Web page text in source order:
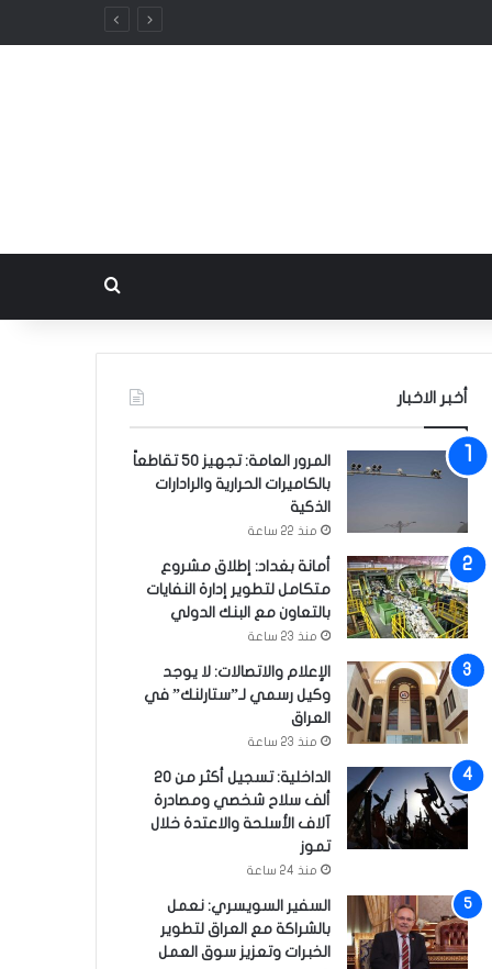
أخبر الاخبار
المرور العامة: تجهيز 50 تقاطعاً
بالكاميرات الحرارية والرادارات
الذكية
منذ 22 ساعة
أمانة بغداد: إطلاق مشروع
متكامل لتطوير إدارة النفايات
بالتعاون مع البنك الدولي
منذ 23 ساعة
الإعلام والاتصالات: لا يوجد
وكيل رسمي لـ”ستارلنك” في
العراق
منذ 23 ساعة
الداخلية: تسجيل أكثر من 20
ألف سلاح شخصي ومصادرة
آلاف الأسلحة والاعتدة خلال
تموز
منذ 24 ساعة
السفير السويسري: نعمل
بالشراكة مع العراق لتطوير
الخبرات وتعزيز سوق العمل